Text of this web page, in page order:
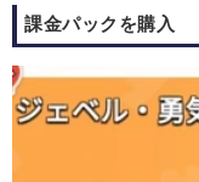
課金パックを購入